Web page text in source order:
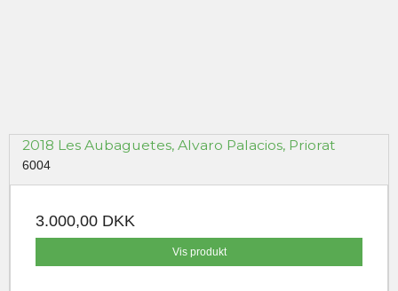
2018 Les Aubaguetes, Alvaro Palacios, Priorat
6004
3.000,00 DKK
Vis produkt